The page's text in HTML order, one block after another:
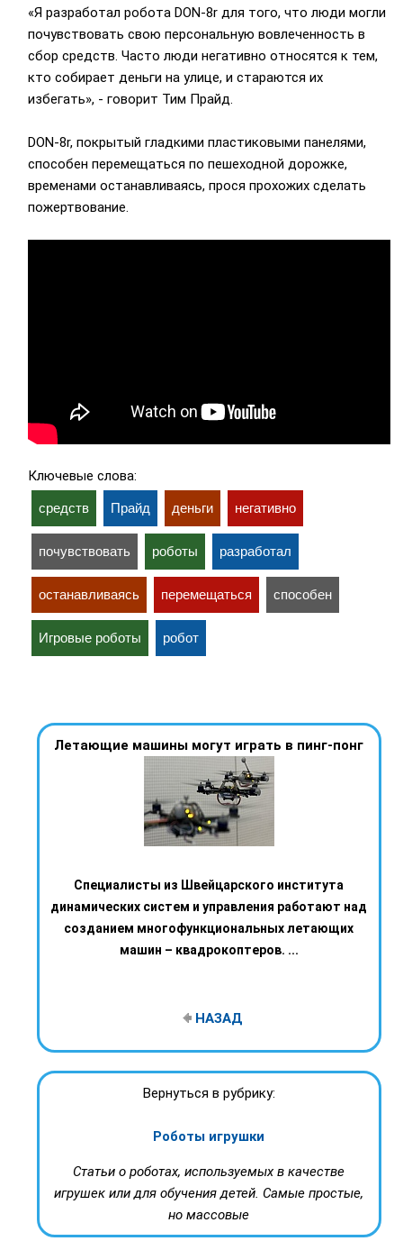
«Я разработал робота DON-8r для того, что люди могли
почувствовать свою персональную вовлеченность в
сбор средств. Часто люди негативно относятся к тем,
кто собирает деньги на улице, и стараются их
избегать», - говорит Тим Прайд.
DON-8r, покрытый гладкими пластиковыми панелями,
способен перемещаться по пешеходной дорожке,
временами останавливаясь, прося прохожих сделать
пожертвование.
Ключевые слова:
средств Прайд деньги негативно
почувствовать роботы разработал
останавливаясь перемещаться способен
Игровые роботы робот
Летающие машины могут играть в пинг-понг
Специалисты из Швейцарского института
динамических систем и управления работают над
созданием многофункциональных летающих
машин – квадрокоптеров. ...
НАЗАД
Вернуться в рубрику:
Роботы игрушки
Статьи о роботах, используемых в качестве
игрушек или для обучения детей. Самые простые,
но массовые